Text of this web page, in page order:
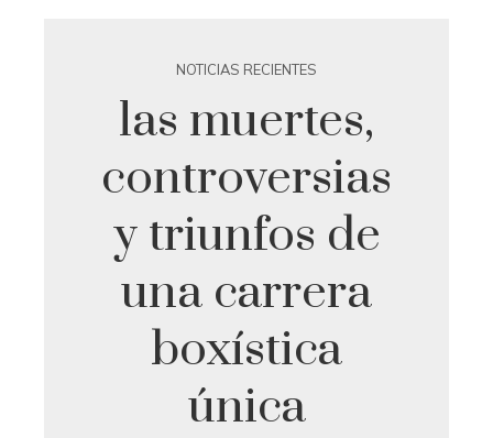
NOTICIAS RECIENTES
las muertes,
controversias
y triunfos de
una carrera
boxística
única